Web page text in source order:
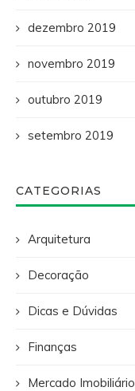
dezembro 2019
novembro 2019
outubro 2019
setembro 2019
CATEGORIAS
Arquitetura
Decoração
Dicas e Dúvidas
Finanças
Mercado Imobiliário